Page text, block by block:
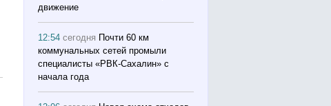
движение
12:54сегодня Почти 60 км
коммунальных сетей промыли
специалисты «РВК‑Сахалин» с
начала года